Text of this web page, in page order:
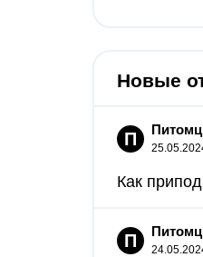
Новые
П
Как
П